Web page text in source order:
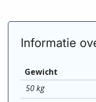
Informatie
Gewicht
50 kg